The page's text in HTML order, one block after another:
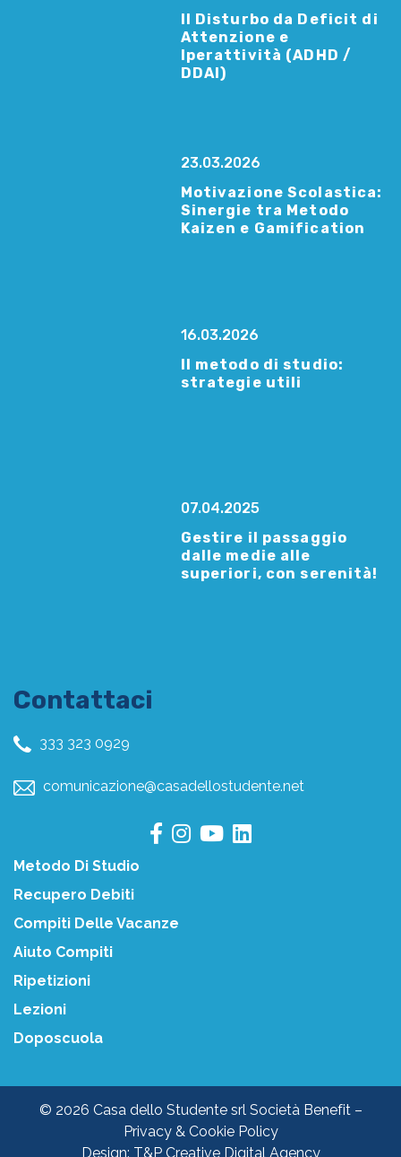
Il Disturbo da Deficit di
Attenzione e
Iperattività (ADHD /
DDAI)
23.03.2026
Motivazione Scolastica:
Sinergie tra Metodo
Kaizen e Gamification
16.03.2026
Il metodo di studio:
strategie utili
07.04.2025
Gestire il passaggio
dalle medie alle
superiori, con serenità!
Contattaci
333 323 0929
comunicazione@casadellostudente.net
Metodo Di Studio
Recupero Debiti
Compiti Delle Vacanze
Aiuto Compiti
Ripetizioni
Lezioni
Doposcuola
© 2026 Casa dello Studente srl Società Benefit –
Privacy & Cookie Policy
Design: T&P Creative Digital Agency